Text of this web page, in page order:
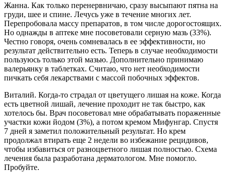
Жанна. Как только перенервничаю, сразу высыпают пятна на
груди, шее и спине. Лечусь уже в течение многих лет.
Перепробовала массу препаратов, в том числе дорогостоящих.
Но однажды в аптеке мне посоветовали серную мазь (33%).
Честно говоря, очень сомневалась в ее эффективности, но
результат действительно есть. Теперь в случае необходимости
пользуюсь только этой мазью. Дополнительно принимаю
валерьянку в таблетках. Считаю, что нет необходимости
пичкать себя лекарствами с массой побочных эффектов.
Виталий. Когда-то страдал от цветущего лишая на коже. Когда
есть цветной лишай, лечение проходит не так быстро, как
хотелось бы. Врач посоветовал мне обрабатывать пораженные
участки кожи йодом (3%), а потом кремом Мифунгар. Спустя
7 дней я заметил положительный результат. Но крем
продолжал втирать еще 2 недели во избежание рецидивов,
чтобы избавиться от разноцветного лишая полностью. Схема
лечения была разработана дерматологом. Мне помогло.
Пробуйте.